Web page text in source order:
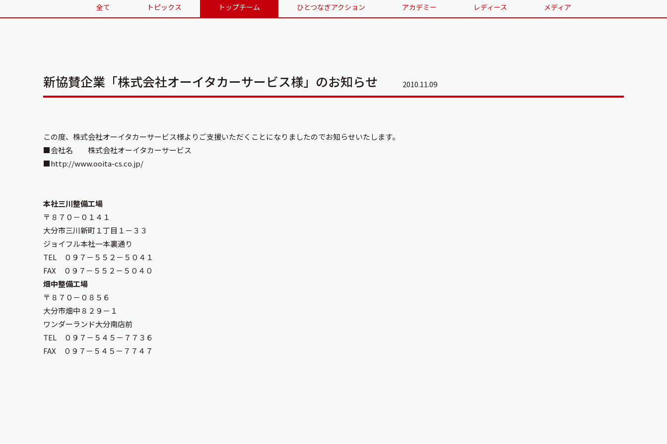
全て トピックス トップチーム ひとつなぎアクション アカデミー レディース メディア
新協賛企業「株式会社オーイタカーサービス様」のお知らせ 2010.11.09
この度、株式会社オーイタカーサービス様よりご支援いただくことになりましたのでお知らせいたします。
■会社名 株式会社オーイタカーサービス
■http://www.ooita-cs.co.jp/
本社三川整備工場
〒８７０－０１４１
大分市三川新町１丁目１－３３
ジョイフル本社一本裏通り
TEL ０９７－５５２－５０４１
FAX ０９７－５５２－５０４０
畑中整備工場
〒８７０－０８５６
大分市畑中８２９－１
ワンダーランド大分南店前
TEL ０９７－５４５－７７３６
FAX ０９７－５４５－７７４７